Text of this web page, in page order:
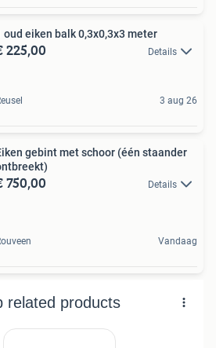
oud eiken balk 0,3x0,3x3 meter
225,00 Details
3 aug 26
gebint met schoor (één staander
750,00 Details
Vandaag